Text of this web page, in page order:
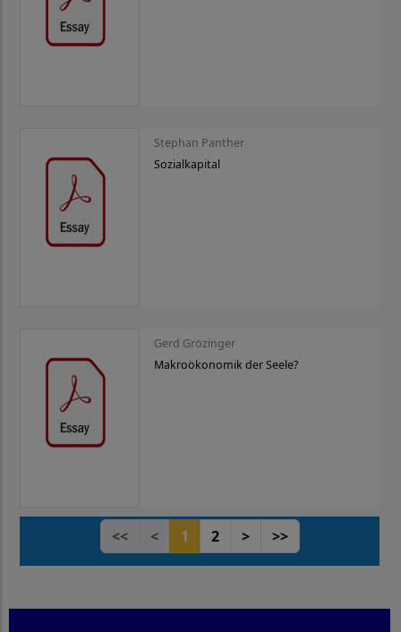
Stephan Panther
Sozialkapital
Gerd Grözinger
Makroökonomik der Seele?
<< < 1 2 > >>